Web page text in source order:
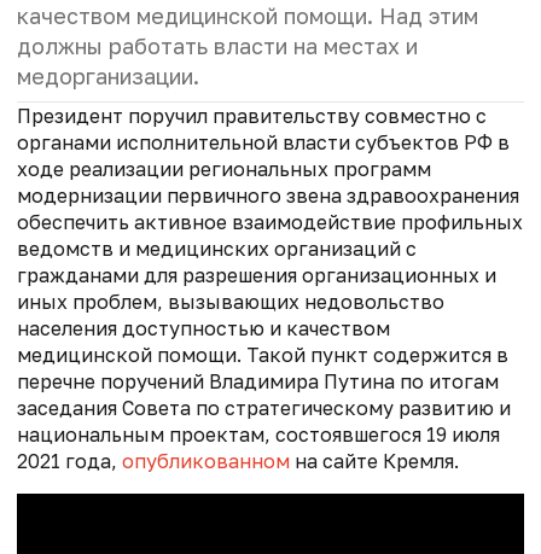
качеством медицинской помощи. Над этим
должны работать власти на местах и
медорганизации.
Президент поручил правительству совместно с
органами исполнительной власти субъектов РФ в
ходе реализации региональных программ
модернизации первичного звена здравоохранения
обеспечить активное взаимодействие профильных
ведомств и медицинских организаций с
гражданами для разрешения организационных и
иных проблем, вызывающих недовольство
населения доступностью и качеством
медицинской помощи. Такой пункт содержится в
перечне поручений Владимира Путина по итогам
заседания Совета по стратегическому развитию и
национальным проектам, состоявшегося 19 июля
2021 года, опубликованном на сайте Кремля.